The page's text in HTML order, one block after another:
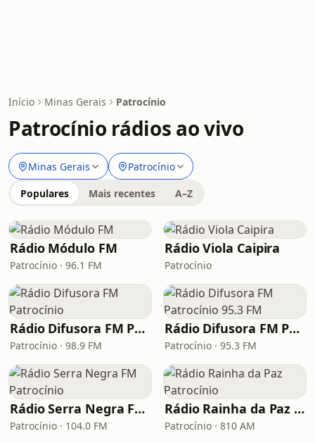
Início Minas Gerais Patrocínio
Patrocínio rádios ao vivo
Minas Gerais Patrocínio
Populares Mais recentes A–Z
Rádio Módulo FM
Patrocínio · 96.1 FM
Rádio Viola Caipira
Patrocínio
Rádio Difusora FM Patrocínio
Patrocínio · 98.9 FM
Rádio Difusora FM Patrocínio 95.3 FM
Patrocínio · 95.3 FM
Rádio Serra Negra FM Patrocínio
Patrocínio · 104.0 FM
Rádio Rainha da Paz Patrocínio
Patrocínio · 810 AM